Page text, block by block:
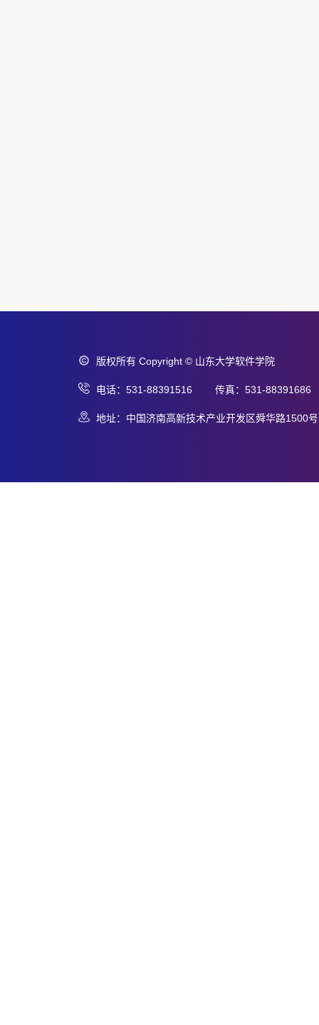
版权所有 Copyright © 山东大学软件学院
电话：531-88391516 传真：531-88391686
地址：中国济南高新技术产业开发区舜华路